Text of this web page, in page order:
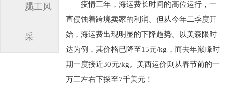
规
员工风
采
疫情三年，海运费长时间的高位运行，一
直侵蚀着跨境卖家的利润。但从今年二季度开
始，海运费出现明显的下降趋势。以美森限时
达为例，其价格已降至15元/kg，而去年巅峰时
期一度接近30元/kg。美西运价则从春节前的一
万三左右下探至7千美元！